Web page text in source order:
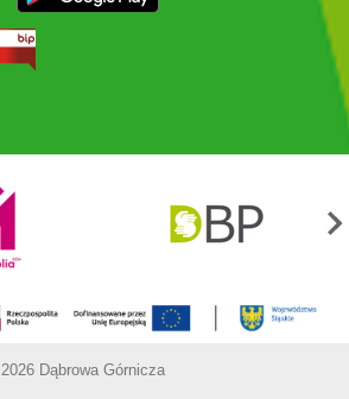
2026 Dąbrowa Górnicza